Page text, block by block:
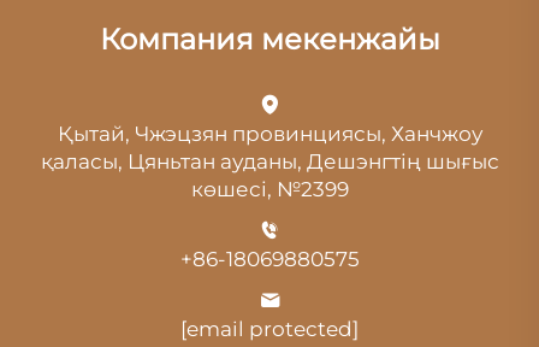
Компания мекенжайы
Қытай, Чжэцзян провинциясы, Ханчжоу
қаласы, Цяньтан ауданы, Дешэнгтің шығыс
көшесі, №2399
+86-18069880575
[email protected]